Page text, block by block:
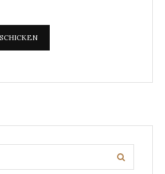
Search